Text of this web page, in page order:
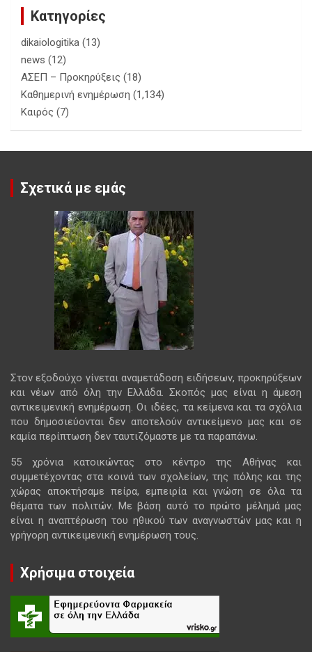
Κατηγορίες
dikaiologitika (13)
news (12)
ΑΣΕΠ – Προκηρύξεις (18)
Καθημερινή ενημέρωση (1,134)
Καιρός (7)
Σχετικά με εμάς
Στον εξοδούχο γίνεται αναμετάδοση ειδήσεων, προκηρύξεων
και νέων από όλη την Ελλάδα. Σκοπός μας είναι η άμεση
αντικειμενική ενημέρωση. Οι ιδέες, τα κείμενα και τα σχόλια
που δημοσιεύονται δεν αποτελούν αντικείμενο μας και σε
καμία περίπτωση δεν ταυτιζόμαστε με τα παραπάνω.
55 χρόνια κατοικώντας στο κέντρο της Αθήνας και
συμμετέχοντας στα κοινά των σχολείων, της πόλης και της
χώρας αποκτήσαμε πείρα, εμπειρία και γνώση σε όλα τα
θέματα των πολιτών. Με βάση αυτό το πρώτο μέλημά μας
είναι η αναπτέρωση του ηθικού των αναγνωστών μας και η
γρήγορη αντικειμενική ενημέρωση τους.
Χρήσιμα στοιχεία